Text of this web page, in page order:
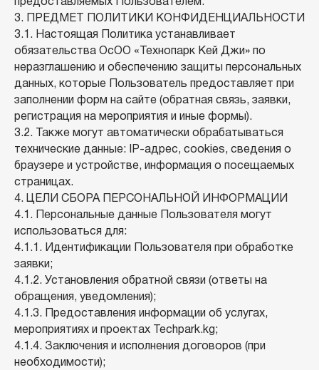
предоставляемых Пользователем.
3. ПРЕДМЕТ ПОЛИТИКИ КОНФИДЕНЦИАЛЬНОСТИ
3.1. Настоящая Политика устанавливает
обязательства ОсОО «Технопарк Кей Джи» по
неразглашению и обеспечению защиты персональных
данных, которые Пользователь предоставляет при
заполнении форм на сайте (обратная связь, заявки,
регистрация на мероприятия и иные формы).
3.2. Также могут автоматически обрабатываться
технические данные: IP-адрес, cookies, сведения о
браузере и устройстве, информация о посещаемых
страницах.
4. ЦЕЛИ СБОРА ПЕРСОНАЛЬНОЙ ИНФОРМАЦИИ
4.1. Персональные данные Пользователя могут
использоваться для:
4.1.1. Идентификации Пользователя при обработке
заявки;
4.1.2. Установления обратной связи (ответы на
обращения, уведомления);
4.1.3. Предоставления информации об услугах,
мероприятиях и проектах Techpark.kg;
4.1.4. Заключения и исполнения договоров (при
необходимости);